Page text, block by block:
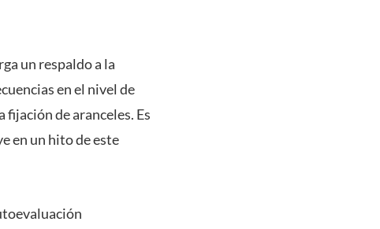
un respaldo a la
en el nivel de
de aranceles. Es
en un hito de este